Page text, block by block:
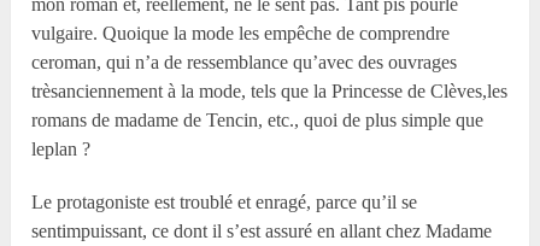
mon roman et, réellement, ne le sent pas. Tant pis pourle
vulgaire. Quoique la mode les empêche de comprendre
ceroman, qui n’a de ressemblance qu’avec des ouvrages
trèsanciennement à la mode, tels que la Princesse de Clèves,les
romans de madame de Tencin, etc., quoi de plus simple que
leplan ?
Le protagoniste est troublé et enragé, parce qu’il se
sentimpuissant, ce dont il s’est assuré en allant chez Madame